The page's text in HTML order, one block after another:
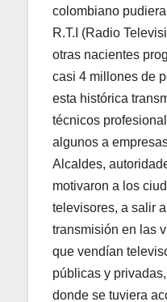
colombiano
R.T.I (Radio
otras nacientes
casi 4 millones de
esta histórica
técnicos
algunos a
Alcaldes,
motivaron a los
televisores, a salir
transmisión en las
que vendían
públicas y
donde se tuviera